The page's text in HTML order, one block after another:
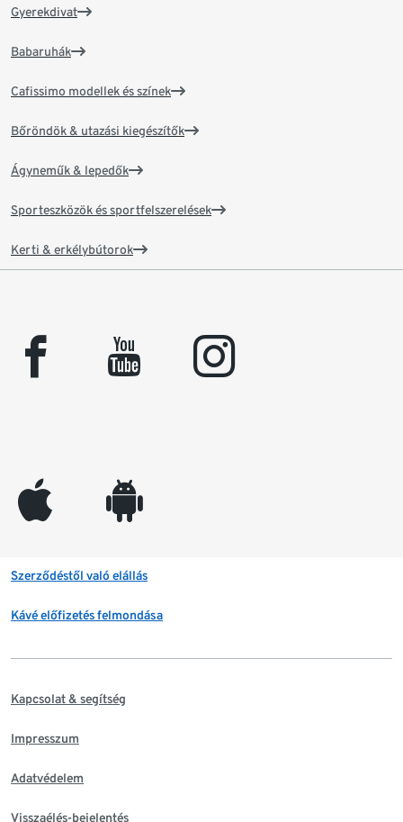
Gyerekdivat
Babaruhák
Cafissimo modellek és színek
Bőröndök & utazási kiegészítők
Ágyneműk & lepedők
Sporteszközök és sportfelszerelések
Kerti & erkélybútorok
facebook youtube instagram
appleinc android
Szerződéstől való elállás
Kávé előfizetés felmondása
Kapcsolat & segítség
Impresszum
Adatvédelem
Visszaélés-bejelentés